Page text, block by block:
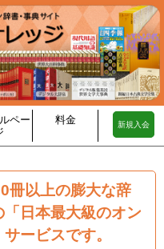
ペー
料金 新規入会
冊以上の膨大な辞
日本最大級のオン
ービスです。